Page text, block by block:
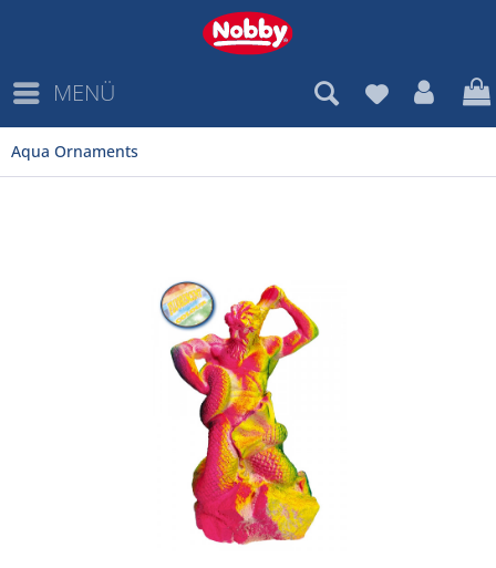
MENÜ
Aqua Ornaments